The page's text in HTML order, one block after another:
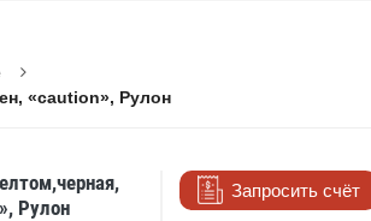
«caution», Рулон
Рулон
Запросить счёт